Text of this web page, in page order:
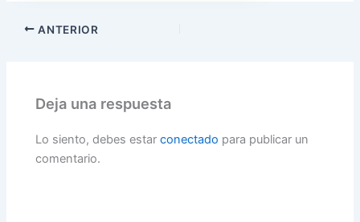
ANTERIOR
Deja una respuesta
Lo siento, debes estarconectado para publicar un
comentario.